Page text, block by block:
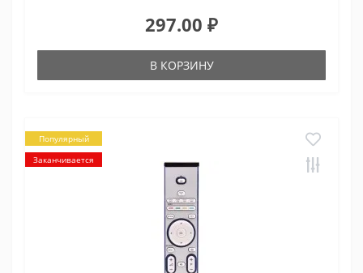
297.00 ₽
В КОРЗИНУ
Популярный
Заканчивается